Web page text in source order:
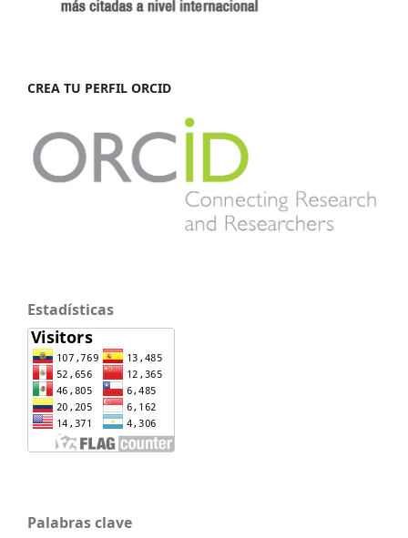
CREA TU PERFIL ORCID
Estadísticas
Palabras clave